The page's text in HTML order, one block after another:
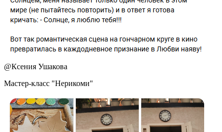
@Ксения Ушакова
Мастер-класс "Нерикоми"